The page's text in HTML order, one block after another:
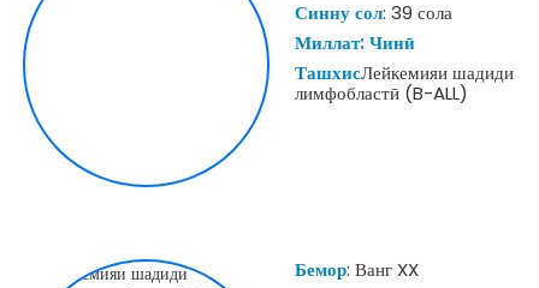
Синну сол: 39 сола
Миллат: Чинӣ
ТашхисЛейкемияи шадиди
лимфобластӣ (B-ALL)
Бемор: Ванг XX